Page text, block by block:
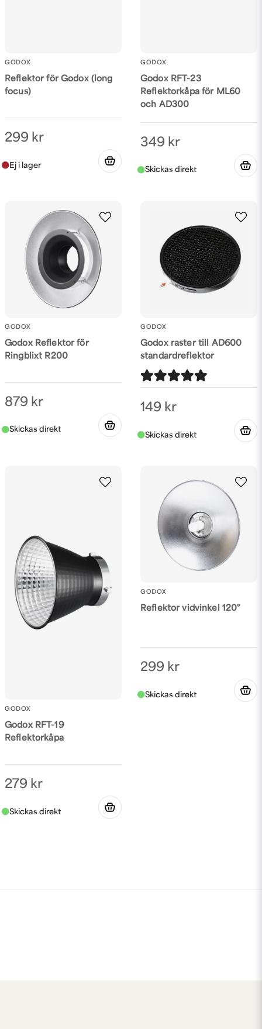
GODOX
Reflektor för Godox (long
focus)
299 kr
GODOX
Godox RFT-23
Reflektorkåpa för ML60
och AD300
349 kr
GODOX
Godox Reflektor för
Ringblixt R200
879 kr
GODOX
Godox raster till AD600
standardreflektor
149 kr
GODOX
Godox RFT-19
Reflektorkåpa
279 kr
GODOX
Reflektor vidvinkel 120°
299 kr